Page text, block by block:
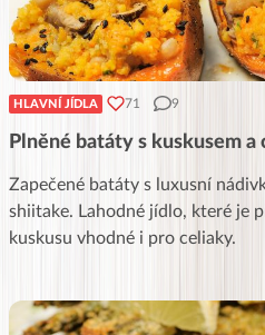
HLAVNÍ JÍDLA 71 9
Plněné batáty s kuskusem a
Zapečené batáty s luxusní
shiitake. Lahodné jídlo, které je
kuskusu vhodné i pro celiaky.